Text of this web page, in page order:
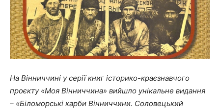
На Вінниччині у серії книг історико-краєзнавчого
проєкту «Моя Вінниччина» вийшло унікальне видання
– «Біломорські карби Вінниччини. Соловецький